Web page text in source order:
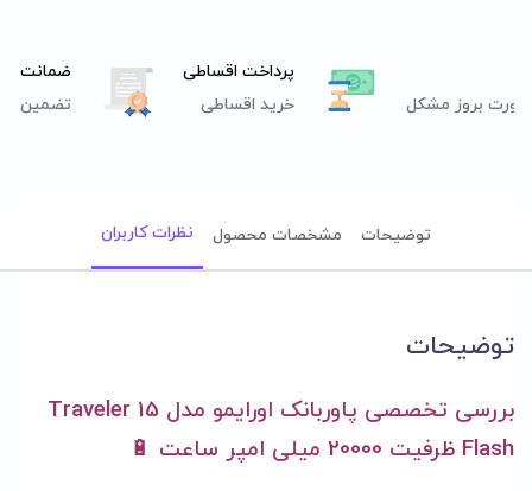
بروز مشکل
پرداخت اقساطی
خرید اقساطی
ضمانت
تضمین
توضیحات مشخصات محصول نظرات کاربران
توضیحات
بررسی تخصصی پاوربانک اورایمو مدل Traveler 15
Flash ظرفیت 20000 میلی امپر ساعت 🔋